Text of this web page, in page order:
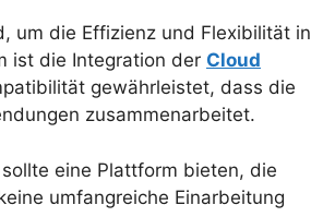
um die Effizienz und Flexibilität in
ist die Integration der Cloud
gewährleistet, dass die
zusammenarbeitet.
eine Plattform bieten, die
umfangreiche Einarbeitung